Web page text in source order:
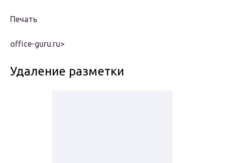
​Печать​
office-guru.ru⁪>
Удаление разметки